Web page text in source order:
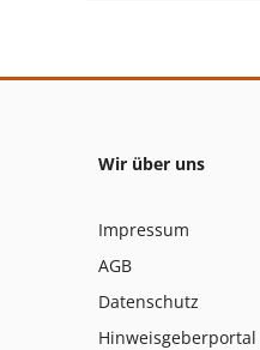
Wir über uns
Impressum
AGB
Datenschutz
Hinweisgeberportal